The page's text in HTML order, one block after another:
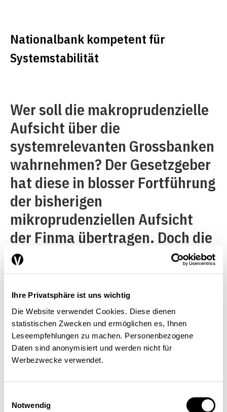
Ihre Privatsphäre ist uns wichtig
Die Website verwendet Cookies. Diese dienen
statistischen Zwecken und ermöglichen es, Ihnen
Leseempfehlungen zu machen. Personenbezogene
Daten sind anonymisiert und werden nicht für
Werbezwecke verwendet.
Notwendig
Nationalbank kompetent für
Systemstabilität
Wer soll die makroprudenzielle
Aufsicht über die
systemrelevanten Grossbanken
wahrnehmen? Der Gesetzgeber
hat diese in blosser Fortführung
der bisherigen
mikroprudenziellen Aufsicht
der Finma übertragen. Doch die
Verantwortung für die
Finanzstabilität und die
Sicherung des
Zahlungsverkehrs obliegt von
Gesetzes wegen der SNB.
NBG Art. 5 Abs. 2 Bst. e: Die
SNB «trägt zur Stabilität des
Finanzsystems bei».Heute wird
die aufsichtsrechtliche